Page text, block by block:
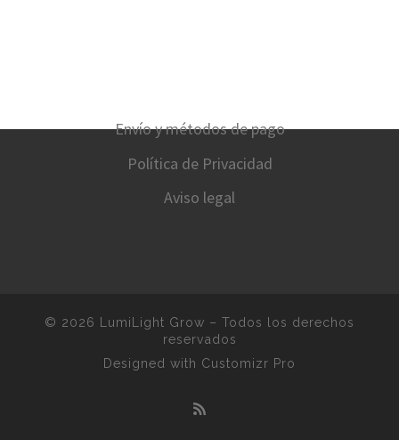
Envío y métodos de pago
Política de Privacidad
Aviso legal
© 2026 LumiLight Grow – Todos los derechos
reservados
Designed with Customizr Pro